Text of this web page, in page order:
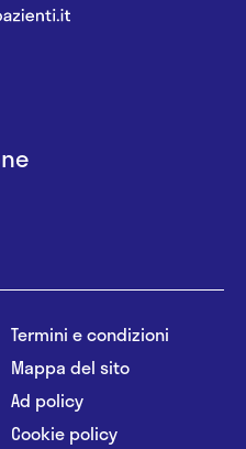
Termini e condizioni
Mappa del sito
Ad policy
Cookie policy